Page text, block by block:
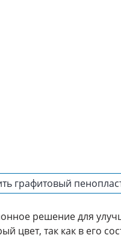
графитовый
решение для
цвет, так как в его